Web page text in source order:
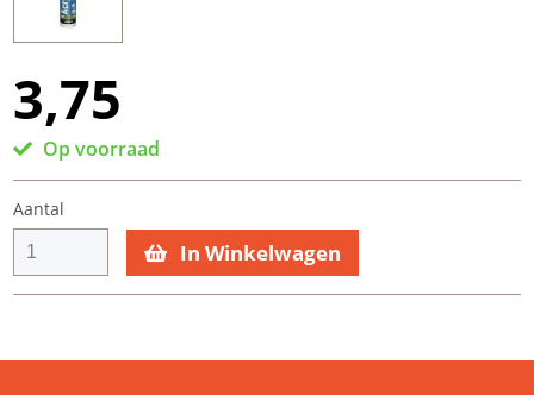
3,75
Op voorraad
Aantal
In Winkelwagen